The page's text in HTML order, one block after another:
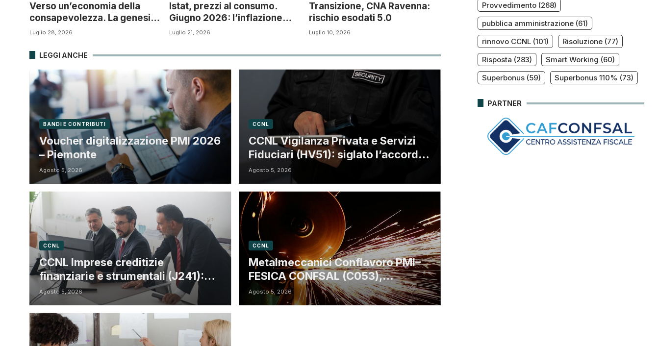
Verso un’economia della
consapevolezza. La genesi di
“Ecosistema PMI” e il nuovo
d’impresa
Luglio 28, 2026
Istat, prezzi al consumo.
Giugno 2026: l’inflazione
scende
Luglio 21, 2026
Transizione, CNA Ravenna:
rischio esodati 5.0
Luglio 10, 2026
LEGGI ANCHE
BANDI E CONTRIBUTI
Voucher digitalizzazione PMI 2026
– Piemonte
Agosto 5, 2026
CCNL
CCNL Vigilanza Privata e Servizi
Fiduciari (HV51): siglato l’accordo
di rinnovo
Agosto 5, 2026
CCNL
CCNL Imprese creditizie
finanziarie e strumentali (J241):
ulteriore sospensione dei termini a
dicembre 2026
Agosto 5, 2026
CCNL
Metalmeccanici Conflavoro PMI–
FESICA CONFSAL (C053),
rinnovato il CCNL 2026-2029:
rafforzate tutele e flessibilità
Agosto 5, 2026
Provvedimento(268)
pubblica amministrazione(61)
rinnovo CCNL(101) Risoluzione(77)
Risposta (283) Smart Working (60)
Superbonus(59) Superbonus 110% (73)
PARTNER